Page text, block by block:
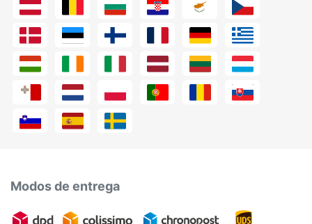
Modos de entrega